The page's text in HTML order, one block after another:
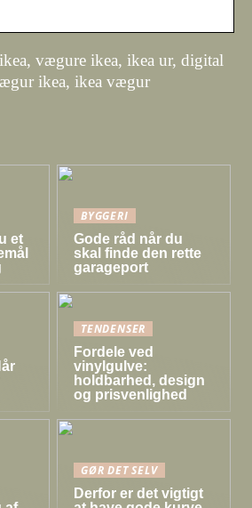
vægure ikea, ikea ur, digital
ikea, ikea vægur
et
BYGGERI
Gode råd når du
skal finde den rette
garageport
TENDENSER
Fordele ved
vinylgulve:
holdbarhed, design
og prisvenlighed
GØR DET SELV
Derfor er det vigtigt